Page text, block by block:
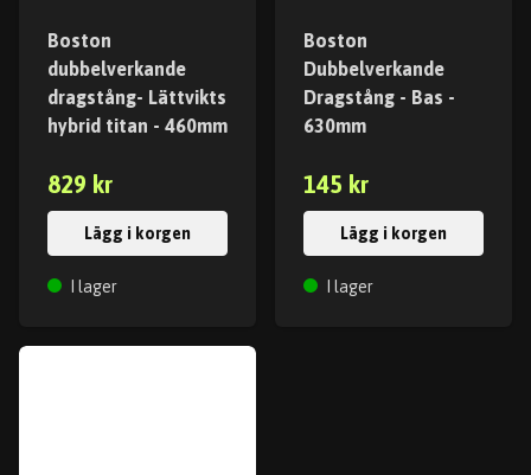
Boston
dubbelverkande
dragstång- Lättvikts
hybrid titan - 460mm
829 kr
Lägg i korgen
I lager
Boston
Dubbelverkande
Dragstång - Bas -
630mm
145 kr
Lägg i korgen
I lager